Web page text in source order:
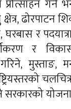
प्रोत्साहन
ढोरपाटन
घरबास र
र
मुस्ताङ,